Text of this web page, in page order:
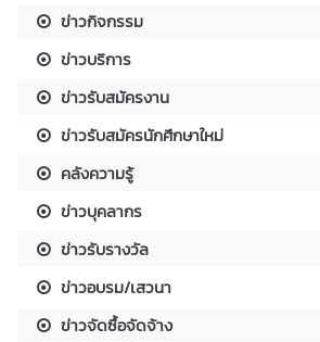
ข่าวกิจกรรม
ข่าวบริการ
ข่าวรับสมัครงาน
ข่าวรับสมัครนักศึกษาใหม่
คลังความรู้
ข่าวบุคลากร
ข่าวรับรางวัล
ข่าวอบรม/เสวนา
ข่าวจัดซื้อจัดจ้าง